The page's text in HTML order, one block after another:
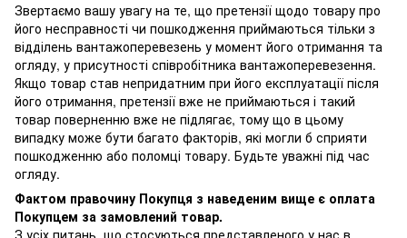
Звертаємо вашу увагу на те, що претензії щодо товару про
його несправності чи пошкодження приймаються тільки з
відділень вантажоперевезень у момент його отримання та
огляду, у присутності співробітника вантажоперевезення.
Якщо товар став непридатним при його експлуатації після
його отримання, претензії вже не приймаються і такий
товар поверненню вже не підлягає, тому що в цьому
випадку може бути багато факторів, які могли б сприяти
пошкодженню або поломці товару. Будьте уважні під час
огляду.
Фактом правочину Покупця з наведеним вище є оплата
Покупцем за замовлений товар.